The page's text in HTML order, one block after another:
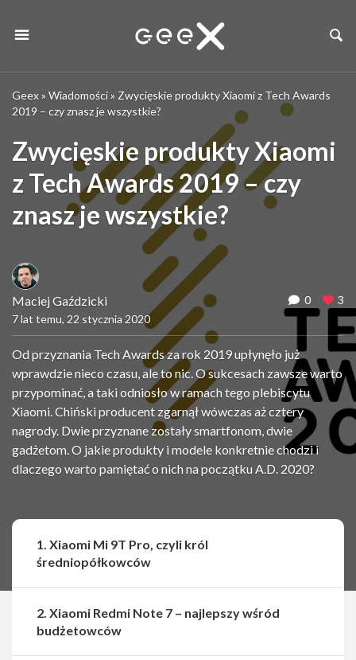
Geex» Wiadomości» Zwycięskie produkty Xiaomi z Tech Awards
2019 – czy znasz je wszystkie?
Zwycięskie produkty Xiaomi
z Tech Awards 2019 – czy
znasz je wszystkie?
Maciej Gaździcki
7 lat temu, 22 stycznia 2020
0 3
Od przyznania Tech Awards za rok 2019 upłynęło już
wprawdzie nieco czasu, ale to nic. O sukcesach zawsze warto
przypominać, a taki odniosło w ramach tego plebiscytu
Xiaomi. Chiński producent zgarnął wówczas aż cztery
nagrody. Dwie przyznane zostały smartfonom, dwie
gadżetom. O jakie produkty i modele konkretnie chodzi i
dlaczego warto pamiętać o nich na początku A.D. 2020?
1. Xiaomi Mi 9T Pro, czyli król
średniopółkowców
2. Xiaomi Redmi Note 7 – najlepszy wśród
budżetowców